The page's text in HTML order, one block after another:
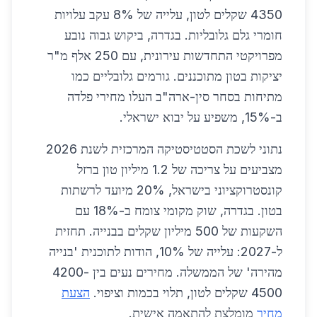
4350 שקלים לטון, עלייה של 8% עקב עלויות
חומרי גלם גלובליות. בגדרה, ביקוש גבוה נובע
מפרויקטי התחדשות עירונית, עם 250 אלף מ"ר
יציקות בטון מתוכננים. גורמים גלובליים כמו
מתיחות בסחר סין-ארה"ב העלו מחירי פלדה
ב-15%, משפיע על יבוא ישראלי.
נתוני לשכת הסטטיסטיקה המרכזית לשנת 2026
מצביעים על צריכה של 1.2 מיליון טון ברזל
קונסטרוקציוני בישראל, 20% מיועד לרשתות
בטון. בגדרה, שוק מקומי צומח ב-18% עם
השקעות של 500 מיליון שקלים בבנייה. תחזית
ל-2027: עלייה של 10%, הודות לתוכנית 'בנייה
מהירה' של הממשלה. מחירים נעים בין 4200-
4500 שקלים לטון, תלוי בכמות וציפוי.
הצעת
מחיר מומלצת להתאמה אישית.